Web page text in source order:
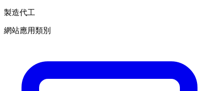
製造代工
網站應用類別